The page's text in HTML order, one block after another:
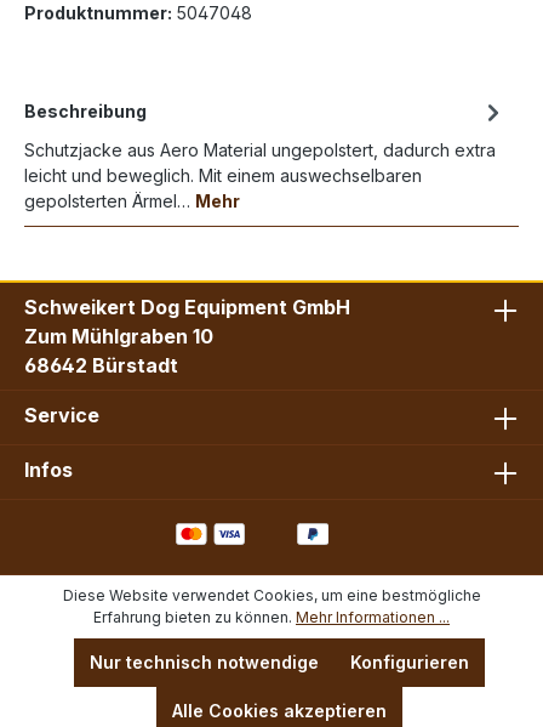
Produktnummer: 5047048
Beschreibung
Schutzjacke aus Aero Material ungepolstert, dadurch extra
leicht und beweglich. Mit einem auswechselbaren
gepolsterten Ärmel… Mehr
Schweikert Dog Equipment GmbH
Zum Mühlgraben 10
68642 Bürstadt
Service
Infos
Diese Website verwendet Cookies, um eine bestmögliche
Erfahrung bieten zu können. Mehr Informationen ...
Nur technisch notwendige Konfigurieren
Alle Cookies akzeptieren